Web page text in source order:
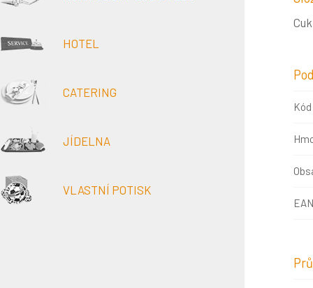
HOTEL
CATERING
JÍDELNA
VLASTNÍ POTISK